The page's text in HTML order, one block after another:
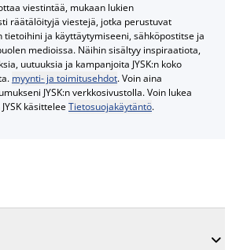
viestintää, mukaan lukien
räätälöityjä viestejä, jotka perustuvat
tietoihini ja käyttäytymiseeni, sähköpostitse ja
medioissa. Näihin sisältyy inspiraatiota,
uutuuksia ja kampanjoita JYSK:n koko
myynti- ja toimitusehdot. Voin aina
JYSK:n verkkosivustolla. Voin lukea
käsitteleeTietosuojakäytäntö.
